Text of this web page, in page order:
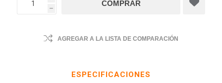
h
AGREGAR A LA LISTA DE COMPARACIÓN
ESPECIFICACIONES